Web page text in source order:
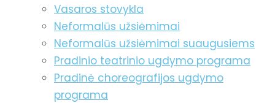
Vasaros stovykla
Neformalūs užsiėmimai
Neformalūs užsiėmimai suaugusiems
Pradinio teatrinio ugdymo programa
Pradinė choreografijos ugdymo
programa